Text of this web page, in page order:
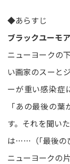
◆あらすじ
ブラックユーモ
ニューヨークの
い画家のスーと
ーが重い感染症
「あの最後の
す。それを聞い
は……（｢最後の
ニューヨークの